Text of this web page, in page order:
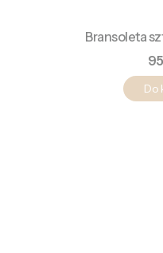
Bransoleta
Do